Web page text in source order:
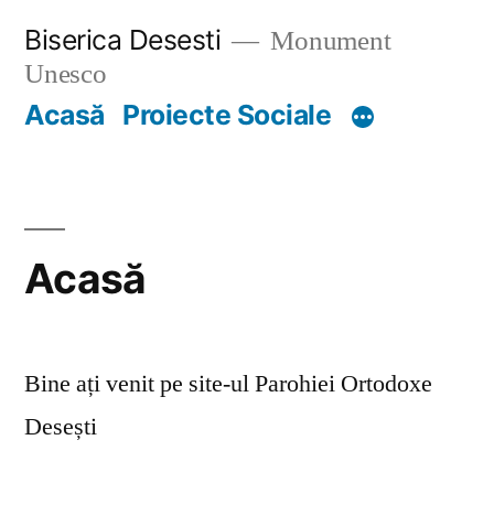
content
Biserica Desesti
Monument
Unesco
Acasă Proiecte Sociale
Acasă
Bine ați venit pe site-ul Parohiei Ortodoxe
Desești